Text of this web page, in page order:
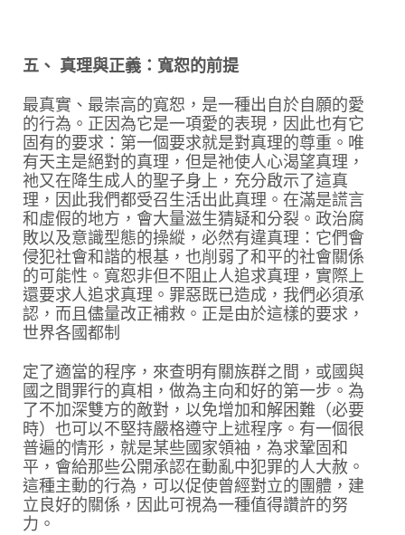
五、 真理與正義：寬恕的前提
最真實、最崇高的寬恕，是一種出自於自願的愛
的行為。正因為它是一項愛的表現，因此也有它
固有的要求：第一個要求就是對真理的尊重。唯
有天主是絕對的真理，但是祂使人心渴望真理，
祂又在降生成人的聖子身上，充分啟示了這真
理，因此我們都受召生活出此真理。在滿是謊言
和虛假的地方，會大量滋生猜疑和分裂。政治腐
敗以及意識型態的操縱，必然有違真理：它們會
侵犯社會和諧的根基，也削弱了和平的社會關係
的可能性。寬恕非但不阻止人追求真理，實際上
還要求人追求真理。罪惡既已造成，我們必須承
認，而且儘量改正補救。正是由於這樣的要求，
世界各國都制
定了適當的程序，來查明有關族群之間，或國與
國之間罪行的真相，做為主向和好的第一步。為
了不加深雙方的敵對，以免增加和解困難（必要
時）也可以不堅持嚴格遵守上述程序。有一個很
普遍的情形，就是某些國家領袖，為求鞏固和
平，會給那些公開承認在動亂中犯罪的人大赦。
這種主動的行為，可以促使曾經對立的團體，建
立良好的關係，因此可視為一種值得讚許的努
力。